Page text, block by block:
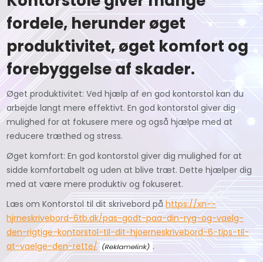
fordele, herunder øget
produktivitet, øget komfort og
forebyggelse af skader.
Øget produktivitet: Ved hjælp af en god kontorstol kan du
arbejde langt mere effektivt. En god kontorstol giver dig
mulighed for at fokusere mere og også hjælpe med at
reducere træthed og stress.
Øget komfort: En god kontorstol giver dig mulighed for at
sidde komfortabelt og uden at blive træt. Dette hjælper dig
med at være mere produktiv og fokuseret.
Læs om Kontorstol til dit skrivebord påhttps://xn--
hjrneskrivebord-6tb.dk/pas-godt-paa-din-ryg-og-vaelg-
den-rigtige-kontorstol-til-dit-hjoerneskrivebord-6-tips-til-
at-vaelge-den-rette/
.